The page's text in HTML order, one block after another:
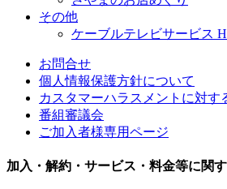
その他
ケーブルテレビサービス
お問合せ
個人情報保護方針について
カスタマーハラスメントに対す
番組審議会
ご加入者様専用ページ
加入・解約・サービス・料金等に関